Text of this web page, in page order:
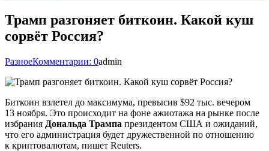
Трамп разгоняет биткоин. Какой куш
сорвёт Россия?
РазноеКомментарии: 0admin
Биткоин взлетел до максимума, превысив $92 тыс. вечером
13 ноября. Это происходит на фоне ажиотажа на рынке после
избрания Дональда Трампа президентом США и ожиданий,
что его администрация будет дружественной по отношению
к криптовалютам, пишет Reuters.